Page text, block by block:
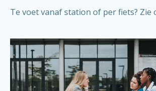
Te voet vanaf station of per fiets? Zie